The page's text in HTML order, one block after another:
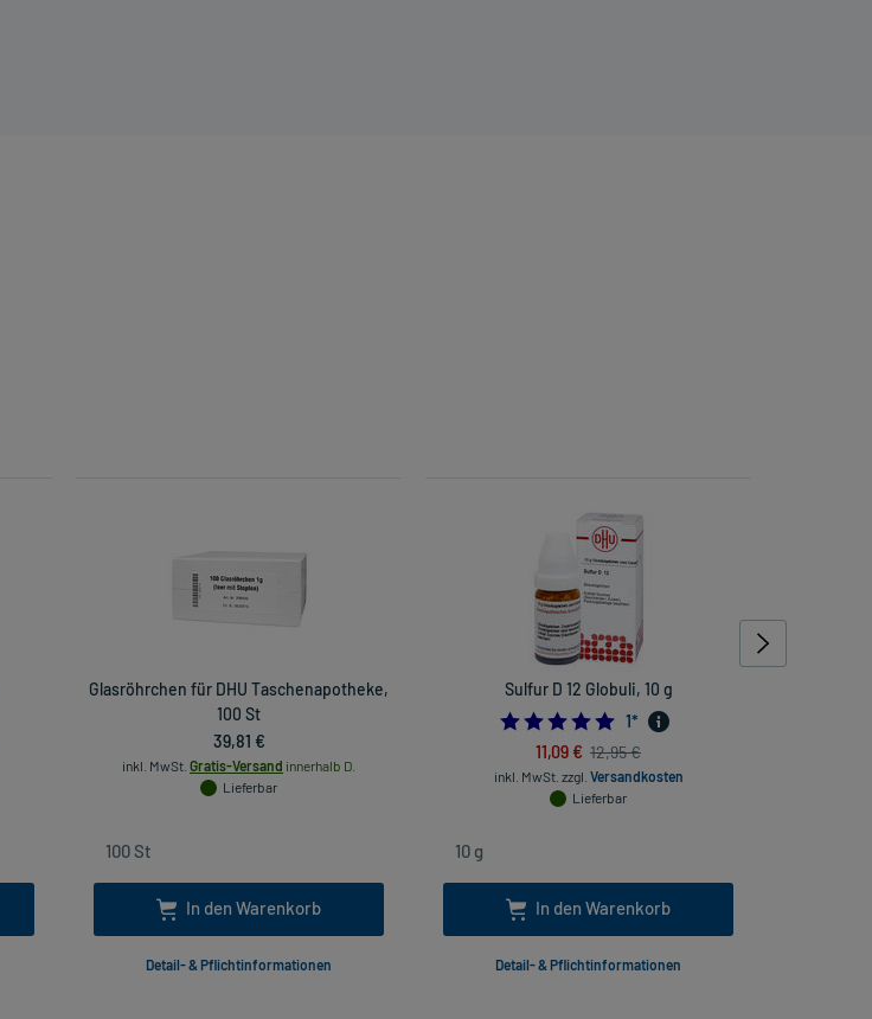
Glasröhrchen für DHU Taschenapotheke,
100 St
39,81 €
inkl. MwSt. Gratis-Versand innerhalb D.
Lieferbar
In den Warenkorb
Detail- & Pflichtinformationen
Sulfur D 12 Globuli, 10 g
5.0
1*
11,09 € 12,95 €
inkl. MwSt. zzgl. Versandkosten
Lieferbar
In den Warenkorb
Detail- & Pflichtinformationen